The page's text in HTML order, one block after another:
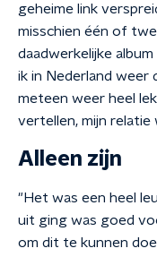
geheime link
misschien één of
daadwerkelijke
ik in Nederland weer
meteen weer heel
vertellen, mijn relatie
Alleen zijn
"Het was een heel
uit ging was goed
om dit te kunnen